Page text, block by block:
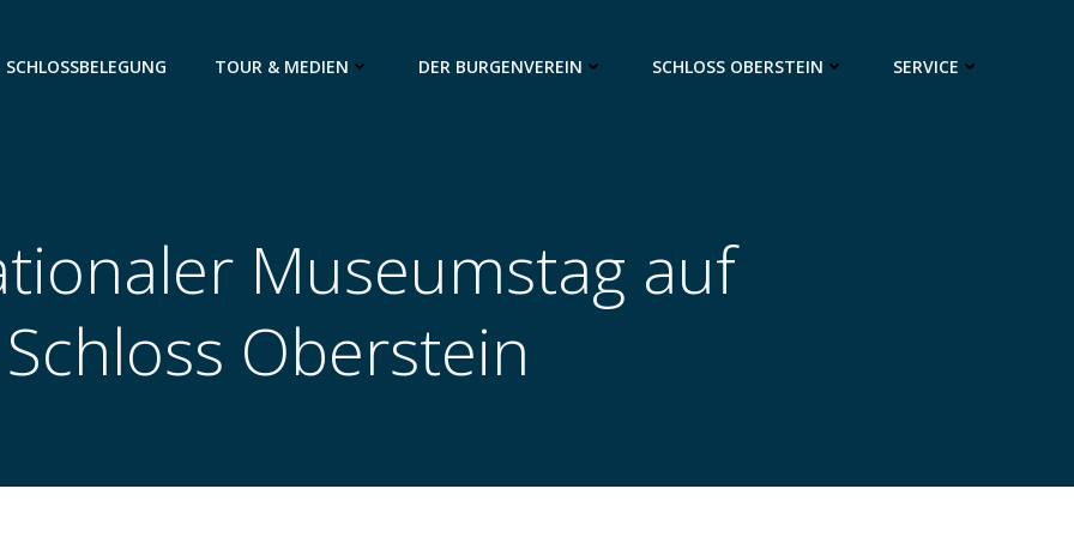
SCHLOSSBELEGUNG TOUR & MEDIEN DER BURGENVEREIN SCHLOSS OBERSTEIN SERVICE
Museumstag auf
Schloss Oberstein